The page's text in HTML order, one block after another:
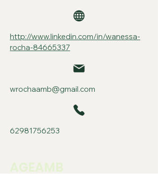
http://www.linkedin.com/in/wanessa-
rocha-84665337
wrochaamb@gmail.com
62981756253
AGEAMB